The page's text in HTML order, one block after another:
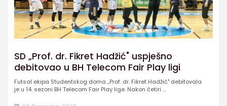
SD „Prof. dr. Fikret Hadžić" uspješno
debitovao u BH Telecom Fair Play ligi
Futsal ekipa Studentskog doma „Prof. dr. Fikret Hadžić" debitovala
je u 14. sezoni BH Telecom Fair Play lige. Nakon četiri ...